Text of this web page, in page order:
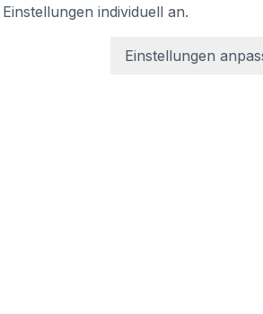
individuell an.
Einstellungen